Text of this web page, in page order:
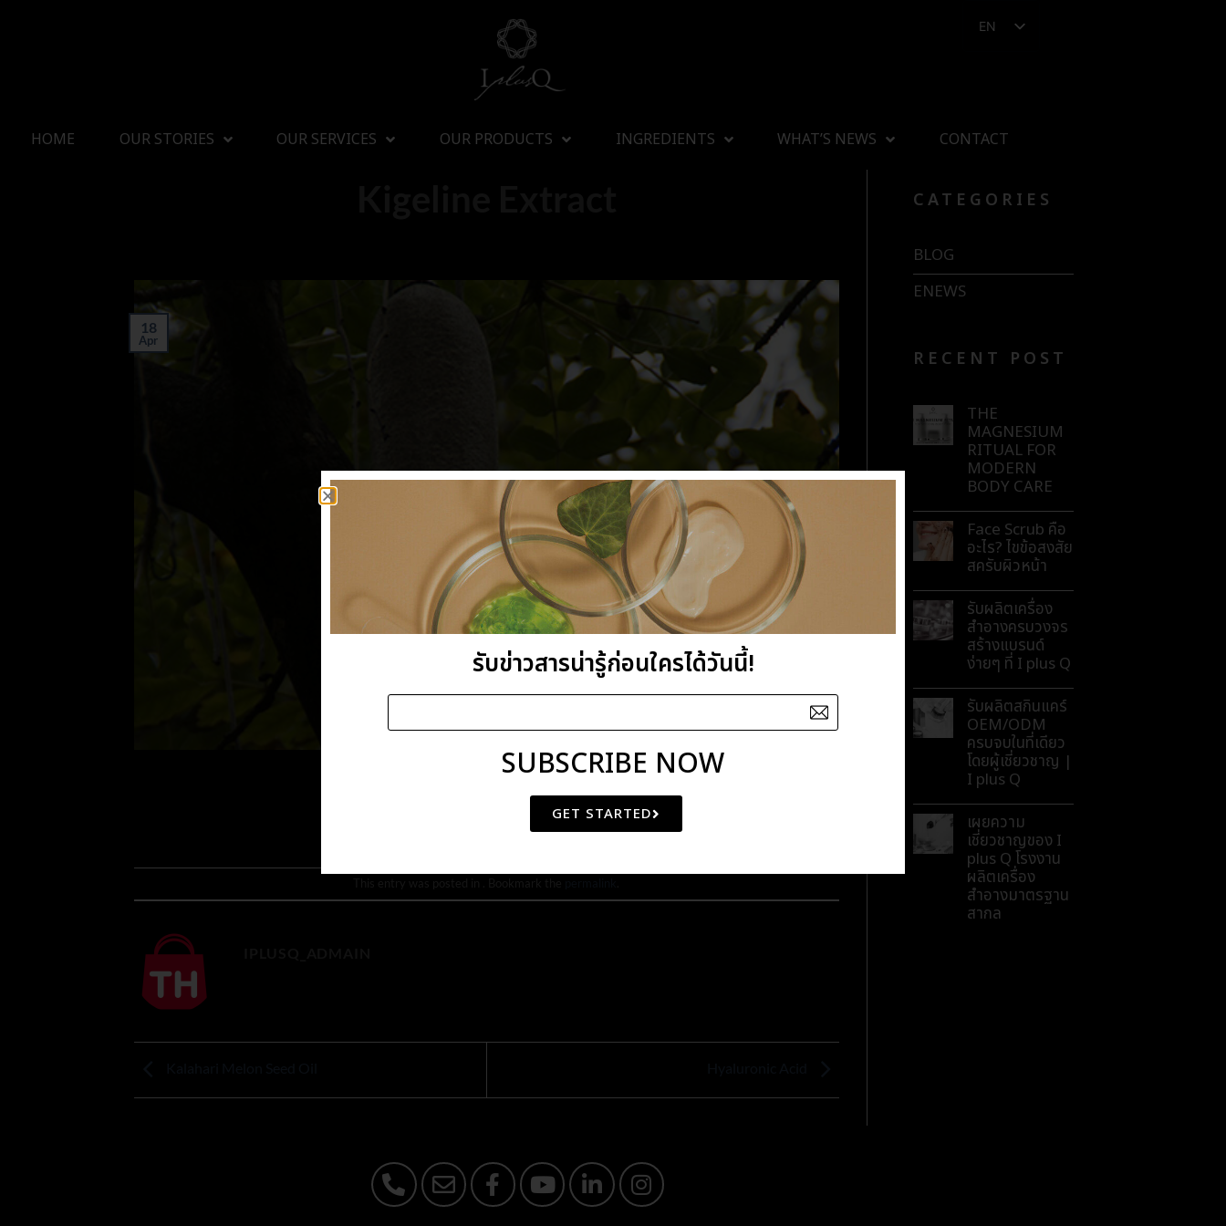
EN
HOME OUR STORIES OUR SERVICES OUR PRODUCTS INGREDIENTS WHAT’S NEWS CONTACT
18
Apr
CATEGORIES
BLOG
ENEWS
RECENT POST
THE
MAGNESIUM
RITUAL FOR
MODERN
BODY CARE
Face Scrub คือ
อะไร? ไขข้อสงสัย
สครับผิวหน้า
รับผลิตเครื่อง
สำอางครบวงจร
สร้างแบรนด์
ง่ายๆ ที่ I plus Q
รับผลิตสกินแคร์
OEM/ODM
ครบจบในที่เดียว
โดยผู้เชี่ยวชาญ |
I plus Q
เผยความ
เชี่ยวชาญของ I
plus Q โรงงาน
ผลิตเครื่อง
สำอางมาตรฐาน
สากล
รับข่าวสารน่ารู้ก่อนใครได้วันนี้!
SUBSCRIBE NOW
GET STARTED